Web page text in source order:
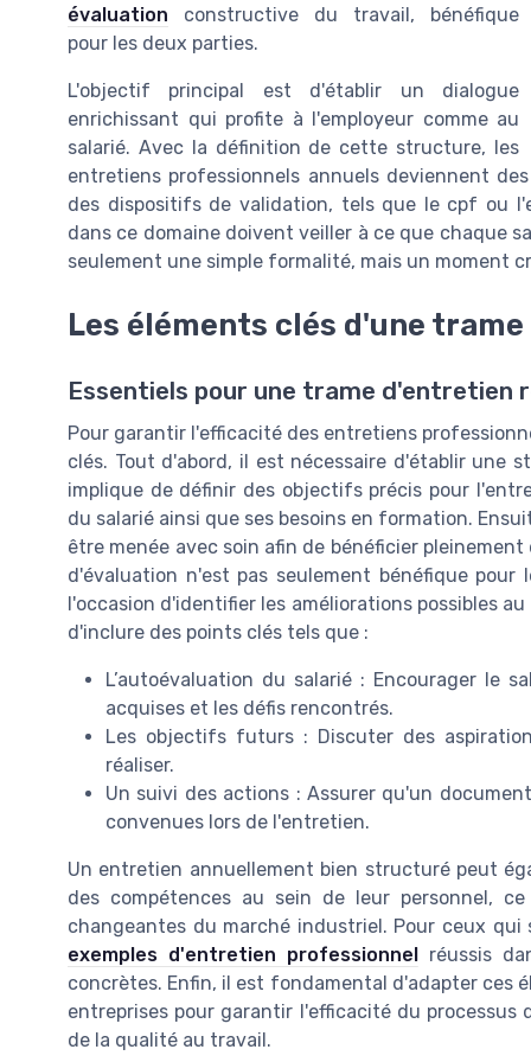
évaluation constructive du travail, bénéfique
pour les deux parties.
L'objectif principal est d'établir un dialogue
enrichissant qui profite à l'employeur comme au
salarié. Avec la définition de cette structure, les
entretiens professionnels annuels deviennent
des dispositifs de validation, tels que le cpf ou
dans ce domaine doivent veiller à ce que chaque
seulement une simple formalité, mais un moment
Les éléments clés d'une
Essentiels pour une trame d'entretien
Pour garantir l'efficacité des entretiens
clés. Tout d'abord, il est nécessaire d'établir une
implique de définir des objectifs précis pour
du salarié ainsi que ses besoins en formation.
être menée avec soin afin de bénéficier
d'évaluation n'est pas seulement bénéfique pour
l'occasion d'identifier les améliorations possibles
d'inclure des points clés tels que :
L’autoévaluation du salarié : Encourager le
acquises et les défis rencontrés.
Les objectifs futurs : Discuter des
réaliser.
Un suivi des actions : Assurer qu'un
convenues lors de l'entretien.
Un entretien annuellement bien structuré peut
des compétences au sein de leur personnel,
changeantes du marché industriel. Pour ceux
exemples d'entretien professionnel
réussis
concrètes. Enfin, il est fondamental d'adapter ces
entreprises pour garantir l'efficacité du
de la qualité au travail.